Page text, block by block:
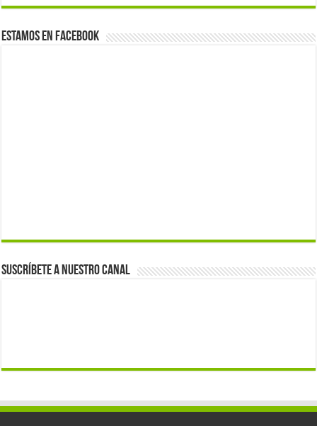
Estamos en Facebook
Suscríbete a nuestro canal